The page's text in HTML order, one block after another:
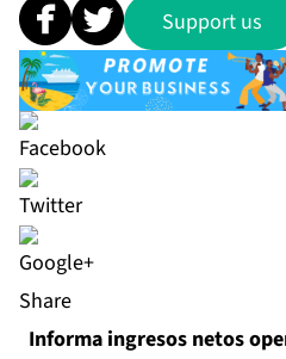
Support us
Share
Informa ingresos netos